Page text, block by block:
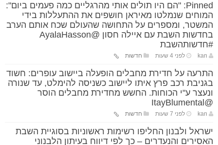
Pinned: "הם היו תולים אותי מהרגליים כמה פעמים ביום":
המוחים שנמלטו מאיראן חושפים את ההתעללות בידי
המשטר, ומספרים על התחושה שהעולם שכח אותם הערב
בחדשות השבת עם איילה חסון @AyalaHasson
#חדשותהשבת
kan לפני 4 שעות חדשות
התרעה על חדירת מחבלים הופעלה ביישוב עופרים: חשוד
בגניבת רכב פרץ איתו ליישוב כשניסה להימלט, עד שנורה
ונעצר ע"י הכוחות. החשש מחדירת מחבלים הוסר
@ItayBlumental
kan לפני 7 שעות חדשות
ישראל ולבנון החליפו רשימות ראשוניות בסוגיית השבת
האסירים והנעדרים – כך לפי דיווח בעיתון הלבנוני